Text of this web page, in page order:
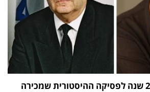
פס"ד ירוס-חקק – 20 שנה לפסיקה ההיסטורית שמכירה